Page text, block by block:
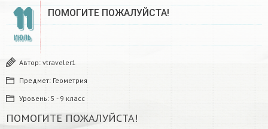
11
ИЮЛЬ
ПОМОГИТЕ ПОЖАЛУЙСТА!
Автор: vtraveler1
Предмет: Геометрия
Уровень: 5 - 9 класс
ПОМОГИТЕ ПОЖАЛУЙСТА!